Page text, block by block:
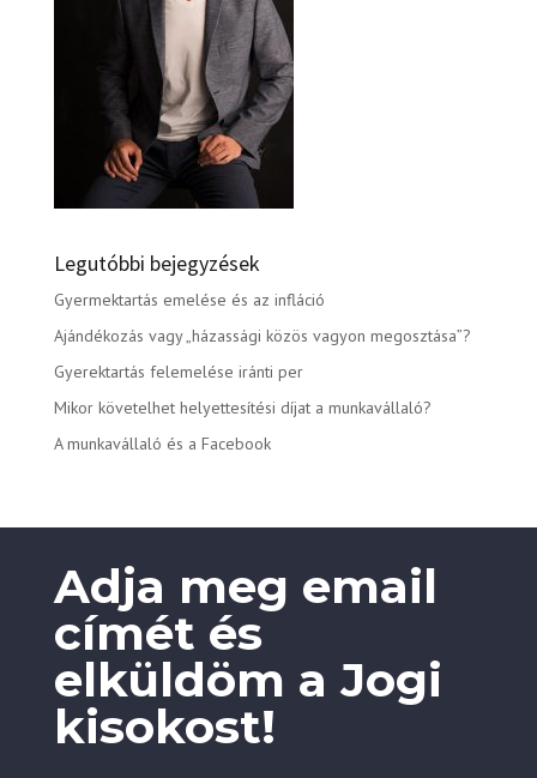
Legutóbbi bejegyzések
Gyermektartás emelése és az infláció
Ajándékozás vagy „házassági közös vagyon megosztása”?
Gyerektartás felemelése iránti per
Mikor követelhet helyettesítési díjat a munkavállaló?
A munkavállaló és a Facebook
Adja meg email
címét és
elküldöm a Jogi
kisokost!